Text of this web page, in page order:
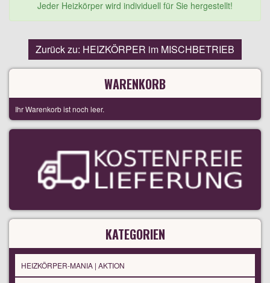
Jeder Heizkörper wird individuell für Sie hergestellt!
Zurück zu: HEIZKÖRPER im MISCHBETRIEB
WARENKORB
Ihr Warenkorb ist noch leer.
KATEGORIEN
HEIZKÖRPER-MANIA | AKTION